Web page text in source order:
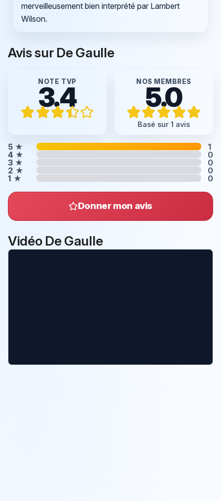
merveilleusement bien interprété par Lambert
Wilson.
Avis sur De Gaulle
NOTE TVP
3.4 NOS MEMBRES
5.0
Basé sur 1 avis
5 ★
1
4 ★
0
3 ★
0
2 ★
0
1 ★ 0
Donner mon avis
Vidéo De Gaulle